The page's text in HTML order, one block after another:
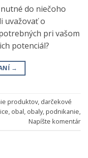
do niečoho
uvažovať o
pri vašom
potenciál?
→
produktov, darčekové
, obal, obaly,podnikanie,
Napíšte komentár